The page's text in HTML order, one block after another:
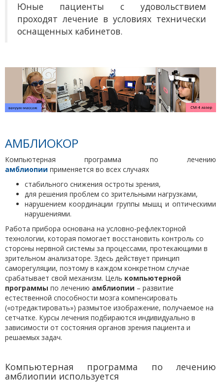
Юные пациенты с удовольствием
проходят лечение в условиях технически
оснащенных кабинетов.
АМБЛИОКОР
Компьютерная программа по лечению
амблиопии применяется во всех случаях
стабильного снижения остроты зрения,
для решения проблем со зрительными нагрузками,
нарушением координации группы мышц и оптическими
нарушениями.
Работа прибора основана на условно-рефлекторной
технологии, которая помогает восстановить контроль со
стороны нервной системы за процессами, протекающими в
зрительном анализаторе. Здесь действует принцип
саморегуляции, поэтому в каждом конкретном случае
срабатывает свой механизм. Цель компьютерной
программы по лечению амблиопии – развитие
естественной способности мозга компенсировать
(«отредактировать») размытое изображение, получаемое на
сетчатке. Курсы лечения подбираются индивидуально в
зависимости от состояния органов зрения пациента и
решаемых задач.
Компьютерная программа по лечению
амблиопии используется